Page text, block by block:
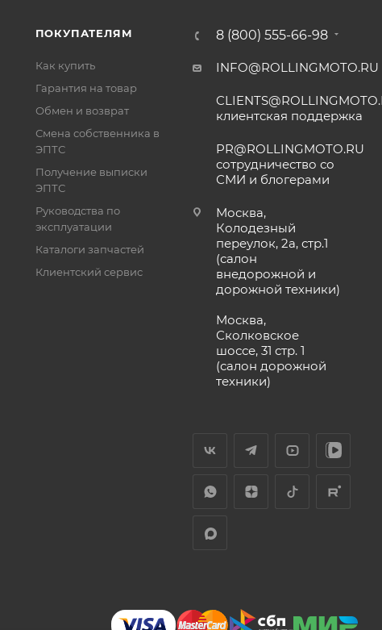
ПОКУПАТЕЛЯМ
Как купить
Гарантия на товар
Обмен и возврат
Смена собственника в
ЭПТС
Получение выписки
ЭПТС
Руководства по
эксплуатации
Каталоги запчастей
Клиентский сервис
8 (800) 555-66-98
INFO@ROLLINGMOTO.RU
клиентская поддержка
PR@ROLLINGMOTO.RU
сотрудничество со
СМИ и блогерами
Москва,
Колодезный
переулок, 2а, стр.1
(салон
внедорожной и
дорожной техники)
Москва,
Сколковское
шоссе, 31 стр. 1
(салон дорожной
техники)